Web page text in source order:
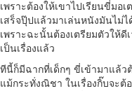
เพราะต้องให้เขาไปเรียนขี่มอ
เสร็จปุ๊ปแล้วมาเล่นหนังมันไม่
เพราะฉะนั้นต้องเตรียมตัวให้ดี
เป็นเรื่องแล้ว
ทีนี้ก็มีฉากที่เด็กๆ ขี่เข้ามาแล้ว
แม้กระทั่งณิชา ในเรื่องกิ๊บจะต้